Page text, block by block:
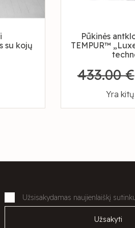
su kojų
Pūkinės
TEMPUR™
433.00 €
Yra
Užsisakydamas naujienlaiškį
Užsakyti